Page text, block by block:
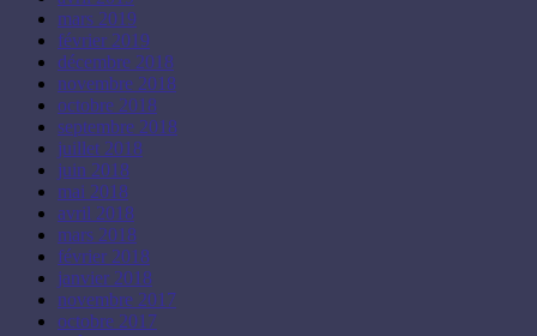
mars 2019
février 2019
décembre 2018
novembre 2018
octobre 2018
septembre 2018
juillet 2018
juin 2018
mai 2018
avril 2018
mars 2018
février 2018
janvier 2018
novembre 2017
octobre 2017